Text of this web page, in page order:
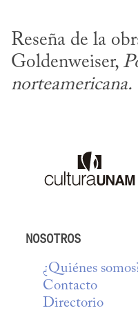
Reseña de la
Goldenweiser,
norteamericana.
NOSOTROS
¿Quiénes
Contacto
Directorio